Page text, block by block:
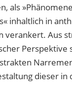
als
inhaltlich in
verankert. Aus
Perspektive
dieser in